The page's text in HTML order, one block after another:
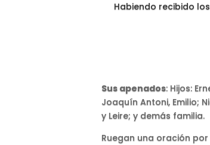
Habiendo recibido
Sus apenados: Hijos:
Joaquín Antoni, Emilio;
y Leire; y demás familia.
Ruegan una oración